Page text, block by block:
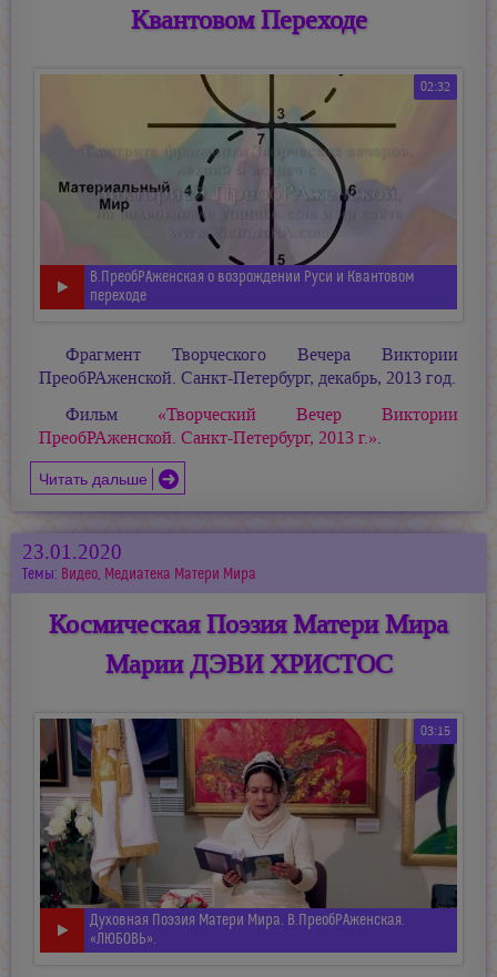
Квантовом Переходе
02:32
В.ПреобРАженская о возрождении Руси и Квантовом
переходе
Фрагмент Творческого Вечера Виктории
ПреобРАженской. Санкт-Петербург, декабрь, 2013 год.
Фильм «Творческий Вечер Виктории
ПреобРАженской. Санкт-Петербург, 2013 г.».
Читать дальше
23.01.2020
Темы: Видео, Медиатека Матери Мира
Космическая Поэзия Матери Мира
Марии ДЭВИ ХРИСТОС
03:15
Духовная Поэзия Матери Мира. В.ПреобРАженская.
«ЛЮБОВЬ».